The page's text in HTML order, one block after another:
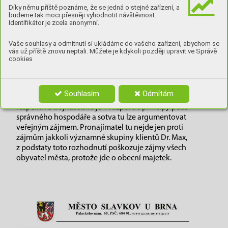
Díky němu příště poznáme, že se jedná o stejné zařízení, a
budeme tak moci přesněji vyhodnotit návštěvnost.
Identifikátor je zcela anonymní.
Vaše souhlasy a odmítnutí si ukládáme do vašeho zařízení, abychom se
vás už příště znovu neptali. Můžete je kdykoli později upravit ve Správě
cookies
Souhlasím Odmítám
že zvítězila nabídka citelně nižší. Při smlouvě na dobu
neurčitou nabízel Dr.Max nájem 125 000 korun měsíčně,
při pětileté smlouvě dokonce 150 000 a pro případ
rozhodla nabídnout jen 50 000, přesto této nabídce dalo
město přednost. S odůvodněním se příliš nenamáhalo.
doslova jen pár řádků okopírovaného usnesení městské
rady. Ekonomicky ho zdůvodnit nelze, protože
rozhodnutí odmítnout jistotu více než dvojnásobku,
respektive trojnásobku je v rozporu s principy péče
správného hospodáře a sotva tu lze argumentovat
veřejným zájmem. Pronajímatel tu nejde jen proti
zájmům jakkoli významné skupiny klientů Dr. Max,
z podstaty toto rozhodnutí poškozuje zájmy všech
obyvatel města, protože jde o obecní majetek.